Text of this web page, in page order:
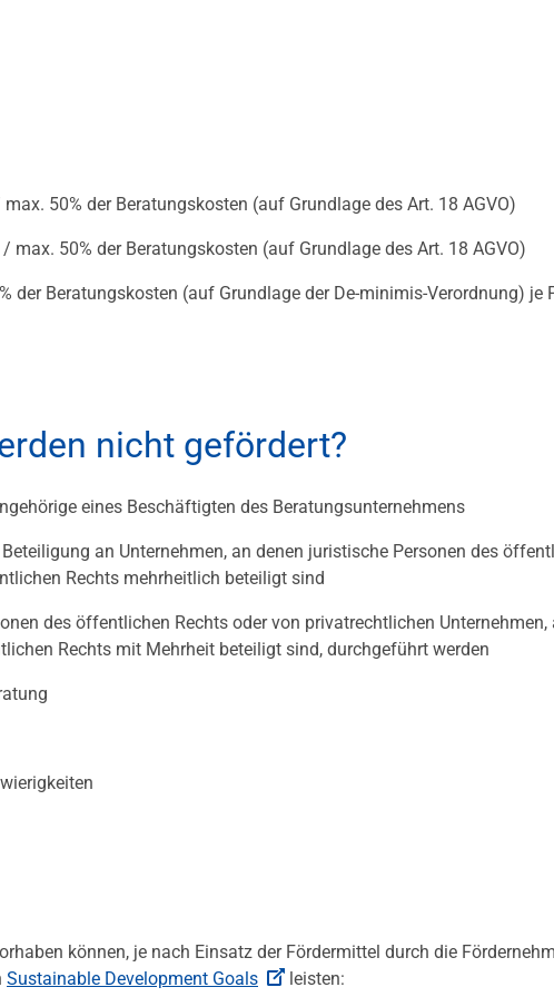
50% der Beratungskosten (auf Grundlage des Art. 18 AGVO)
max. 50% der Beratungskosten (auf Grundlage des Art. 18 AGVO)
der Beratungskosten (auf Grundlage der De-minimis-Verordnung) je
nicht gefördert?
eines Beschäftigten des Beratungsunternehmens
an Unternehmen, an denen juristische Personen des
Rechts mehrheitlich beteiligt sind
des öffentlichen Rechts oder von privatrechtlichen Unternehmen,
Rechts mit Mehrheit beteiligt sind, durchgeführt werden
können, je nach Einsatz der Fördermittel durch die
Sustainable Development Goals leisten: